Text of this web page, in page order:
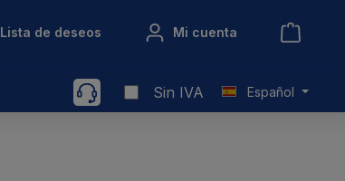
Lista de deseos Mi cuenta
Sin IVA Español